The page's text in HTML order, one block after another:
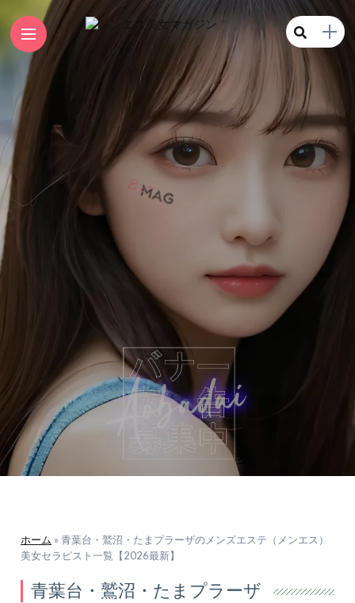
ホーム » 青葉台・鷲沼・たまプラーザのメンズエステ（メンエス）
美女セラピスト一覧【2026最新】
青葉台・鷲沼・たまプラーザ